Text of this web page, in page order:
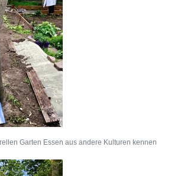
Garten Essen aus andere Kulturen kennen